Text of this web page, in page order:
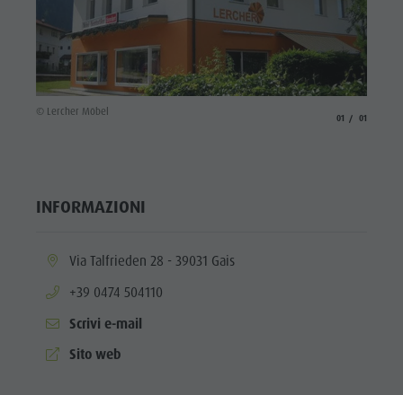
© Lercher Möbel
01 01
INFORMAZIONI
aria.location:
Via Talfrieden 28 - 39031 Gais
aria.phone:
+39 0474 504110
Scrivi e-mail
aria.website:
Sito web